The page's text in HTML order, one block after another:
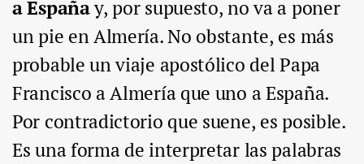
a Españay, por supuesto, no va a poner
un pie en Almería. No obstante, es más
probable un viaje apostólico del Papa
Francisco a Almería que uno a España.
Por contradictorio que suene, es posible.
Es una forma de interpretar las palabras